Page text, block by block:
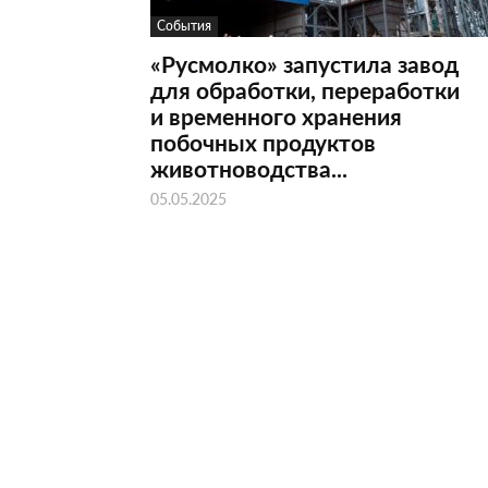
События
«Русмолко» запустила завод
для обработки, переработки
и временного хранения
побочных продуктов
животноводства...
05.05.2025